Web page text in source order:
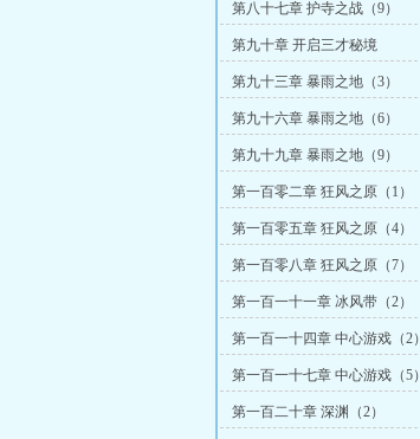
第八十七章 护寺之战（9）
第九十章 开启三才秘境
第九十三章 暴雨之地（3）
第九十六章 暴雨之地（6）
第九十九章 暴雨之地（9）
第一百零二章 狂风之原（1）
第一百零五章 狂风之原（4）
第一百零八章 狂风之原（7）
第一百一十一章 冰风带（2）
第一百一十四章 中心游戏（2）
第一百一十七章 中心游戏（5）
第一百二十章 深渊（2）